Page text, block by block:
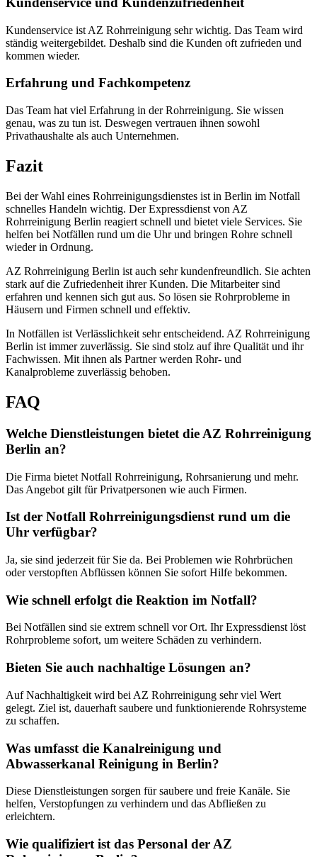
Kundenservice ist AZ Rohrreinigung sehr wichtig. Das Team wird
ständig weitergebildet. Deshalb sind die Kunden oft zufrieden und
kommen wieder.
Erfahrung und Fachkompetenz
Das Team hat viel Erfahrung in der Rohrreinigung. Sie wissen
genau, was zu tun ist. Deswegen vertrauen ihnen sowohl
Privathaushalte als auch Unternehmen.
Fazit
Bei der Wahl eines Rohrreinigungsdienstes ist in Berlin im Notfall
schnelles Handeln wichtig. Der Expressdienst von AZ
Rohrreinigung Berlin reagiert schnell und bietet viele Services. Sie
helfen bei Notfällen rund um die Uhr und bringen Rohre schnell
wieder in Ordnung.
AZ Rohrreinigung Berlin ist auch sehr kundenfreundlich. Sie achten
stark auf die Zufriedenheit ihrer Kunden. Die Mitarbeiter sind
erfahren und kennen sich gut aus. So lösen sie Rohrprobleme in
Häusern und Firmen schnell und effektiv.
In Notfällen ist Verlässlichkeit sehr entscheidend. AZ Rohrreinigung
Berlin ist immer zuverlässig. Sie sind stolz auf ihre Qualität und ihr
Fachwissen. Mit ihnen als Partner werden Rohr- und
Kanalprobleme zuverlässig behoben.
FAQ
Welche Dienstleistungen bietet die AZ Rohrreinigung
Berlin an?
Die Firma bietet Notfall Rohrreinigung, Rohrsanierung und mehr.
Das Angebot gilt für Privatpersonen wie auch Firmen.
Ist der Notfall Rohrreinigungsdienst rund um die
Uhr verfügbar?
Ja, sie sind jederzeit für Sie da. Bei Problemen wie Rohrbrüchen
oder verstopften Abflüssen können Sie sofort Hilfe bekommen.
Wie schnell erfolgt die Reaktion im Notfall?
Bei Notfällen sind sie extrem schnell vor Ort. Ihr Expressdienst löst
Rohrprobleme sofort, um weitere Schäden zu verhindern.
Bieten Sie auch nachhaltige Lösungen an?
Auf Nachhaltigkeit wird bei AZ Rohrreinigung sehr viel Wert
gelegt. Ziel ist, dauerhaft saubere und funktionierende Rohrsysteme
zu schaffen.
Was umfasst die Kanalreinigung und
Abwasserkanal Reinigung in Berlin?
Diese Dienstleistungen sorgen für saubere und freie Kanäle. Sie
helfen, Verstopfungen zu verhindern und das Abfließen zu
erleichtern.
Wie qualifiziert ist das Personal der AZ